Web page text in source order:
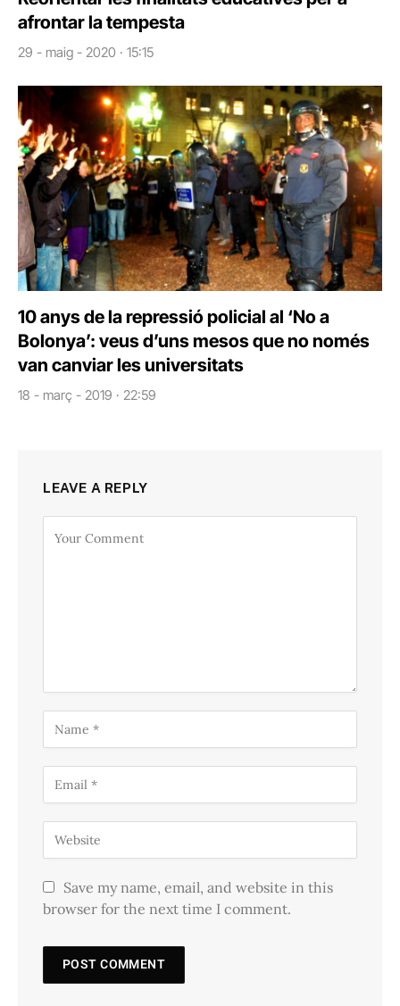
afrontar la tempesta
29 - maig - 2020 · 15:15
10 anys de la repressió policial al ‘No a
Bolonya’: veus d’uns mesos que no només
van canviar les universitats
18 - març - 2019 · 22:59
LEAVE A REPLY
Save my name, email, and website in this
browser for the next time I comment.